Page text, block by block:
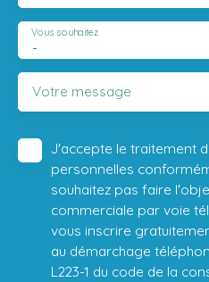
-
Vous souhaitez
Votre message
J'accepte le traitement
personnelles
souhaitez pas faire
commerciale par voie
vous inscrire
au démarchage
L223-1 du code de la